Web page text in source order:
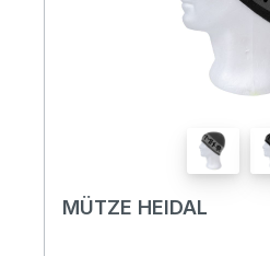
MÜTZE HEIDAL